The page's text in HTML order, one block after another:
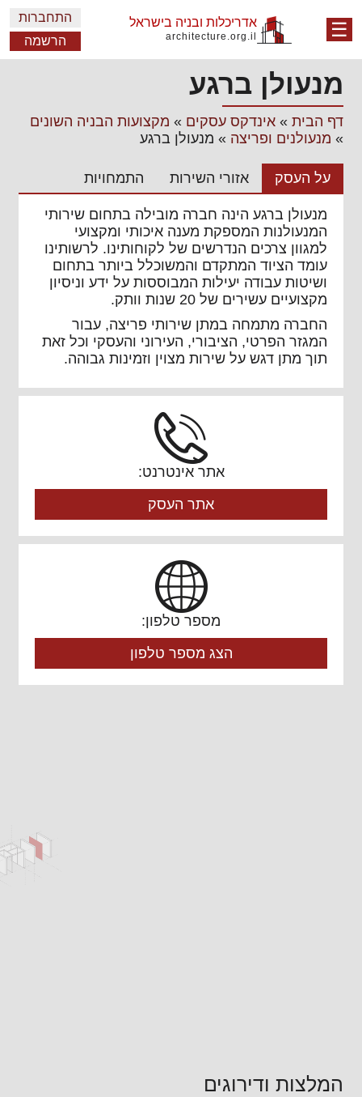
☰ אדריכלות ובניה בישראל
architecture.org.il
התחברות
הרשמה
מנעולן ברגע
דף הבית» אינדקס עסקים » מקצועות הבניה השונים
» מנעולנים ופריצה » מנעולן ברגע
על העסק אזורי השירות התמחויות
מנעולן ברגע הינה חברה מובילה בתחום שירותי
המנעולנות המספקת מענה איכותי ומקצועי
למגוון צרכים הנדרשים של לקוחותינו. לרשותינו
עומד הציוד המתקדם והמשוכלל ביותר בתחום
ושיטות עבודה יעילות המבוססות על ידע וניסיון
מקצועיים עשירים של 20 שנות וותק.
החברה מתמחה במתן שירותי פריצה, עבור
המגזר הפרטי, הציבורי, העירוני והעסקי וכל זאת
תוך מתן דגש על שירות מצוין וזמינות גבוהה.
אתר אינטרנט:
אתר העסק
מספר טלפון:
הצג מספר טלפון
המלצות ודירוגים